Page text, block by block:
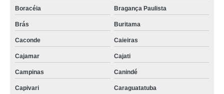
Boracéia Bragança Paulista
Brás Buritama
Caconde Caieiras
Cajamar Cajati
Campinas Canindé
Capivari Caraguatatuba